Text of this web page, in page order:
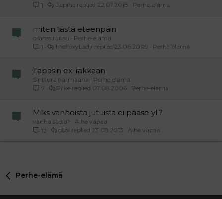
1
Perhe-elämä
22.07.2018
Depihe
miten tästä eteenpäin
oranssiruusu
Perhe-elämä
1
Perhe-elämä
23.06.2009
TheFoxyLady
Tapasin ex-rakkaan
Sinttura harmaana
Perhe-elämä
7
Perhe-elämä
07.08.2006
Pilke
Miks vanhoista jutuista ei pääse yli?
vanha suola?
Aihe vapaa
12
Aihe vapaa
23.08.2013
oijoi
Perhe-elämä